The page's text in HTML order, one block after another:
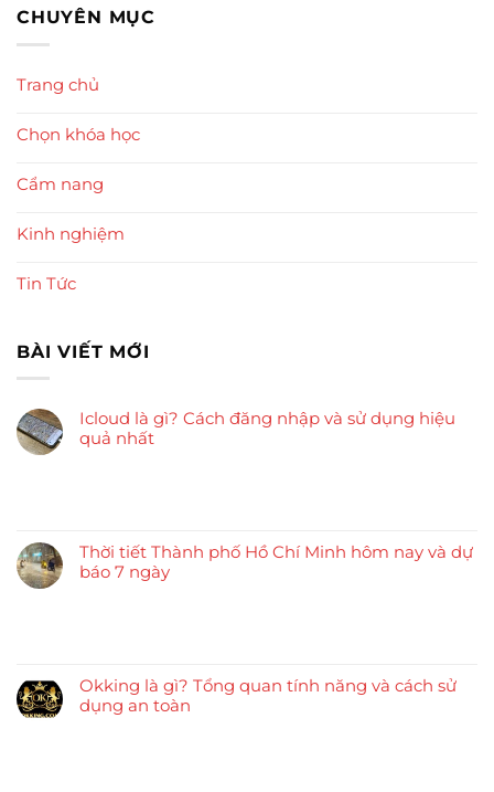
CHUYÊN MỤC
Trang chủ
Chọn khóa học
Cẩm nang
Kinh nghiệm
Tin Tức
BÀI VIẾT MỚI
Icloud là gì? Cách đăng nhập và sử dụng hiệu
quả nhất
Thời tiết Thành phố Hồ Chí Minh hôm nay và dự
báo 7 ngày
Okking là gì? Tổng quan tính năng và cách sử
dụng an toàn